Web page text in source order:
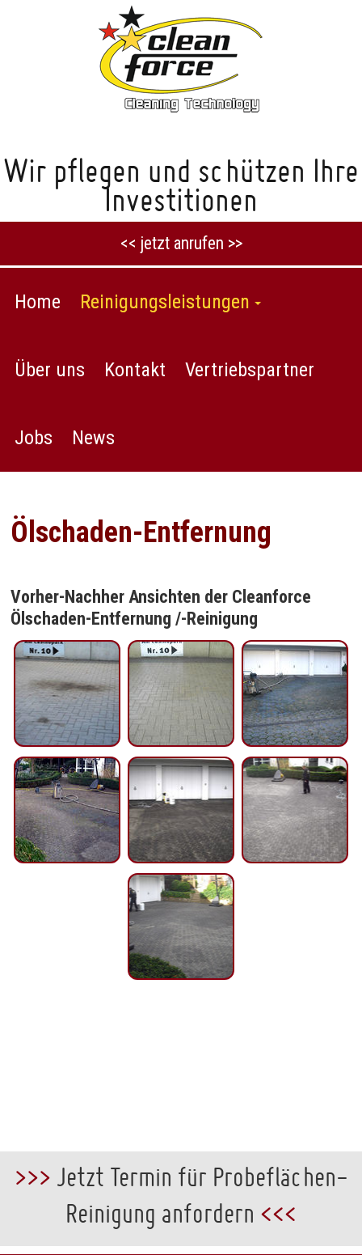
Wir pflegen und schützen Ihre
Investitionen
<< jetzt anrufen >>
Home Reinigungsleistungen
Über uns Kontakt Vertriebspartner
Jobs News
Ölschaden-Entfernung
Vorher-Nachher Ansichten der Cleanforce
Ölschaden-Entfernung /-Reinigung
>>> Jetzt Termin für Probeflächen-
Reinigung anfordern <<<